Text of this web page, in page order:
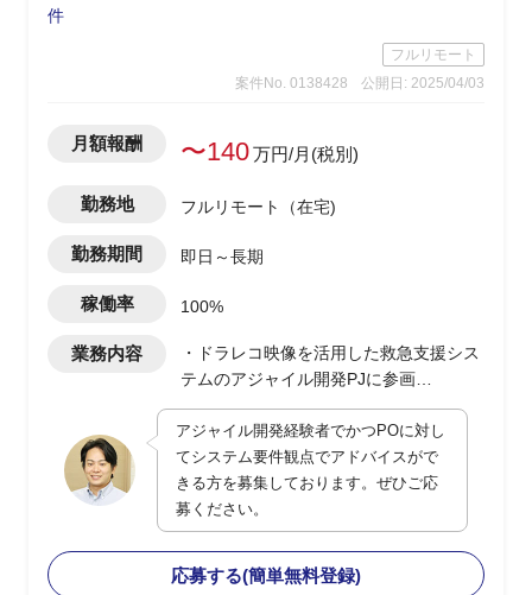
件
フルリモート
案件No. 0138428
公開日: 2025/04/03
月額報酬 〜140万円/月(税別)
勤務地 フルリモート（在宅)
勤務期間 即日～長期
稼働率 100%
業務内容
・ドラレコ映像を活用した救急支援シス
テムのアジャイル開発PJに参画
・POに対してシステム観点でのアドバ
イスおよび補佐を実施
・現行は一部都市で運用開始、今後全国
展開を予定
・ユーザー側の立場でPO支援、システ
ム面の留意点提示や品質・性能観点の補
完を担当
アジャイル開発経験者でかつPOに対し
てシステム要件観点でアドバイスがで
きる方を募集しております。ぜひご応
募ください。
応募する(簡単無料登録)